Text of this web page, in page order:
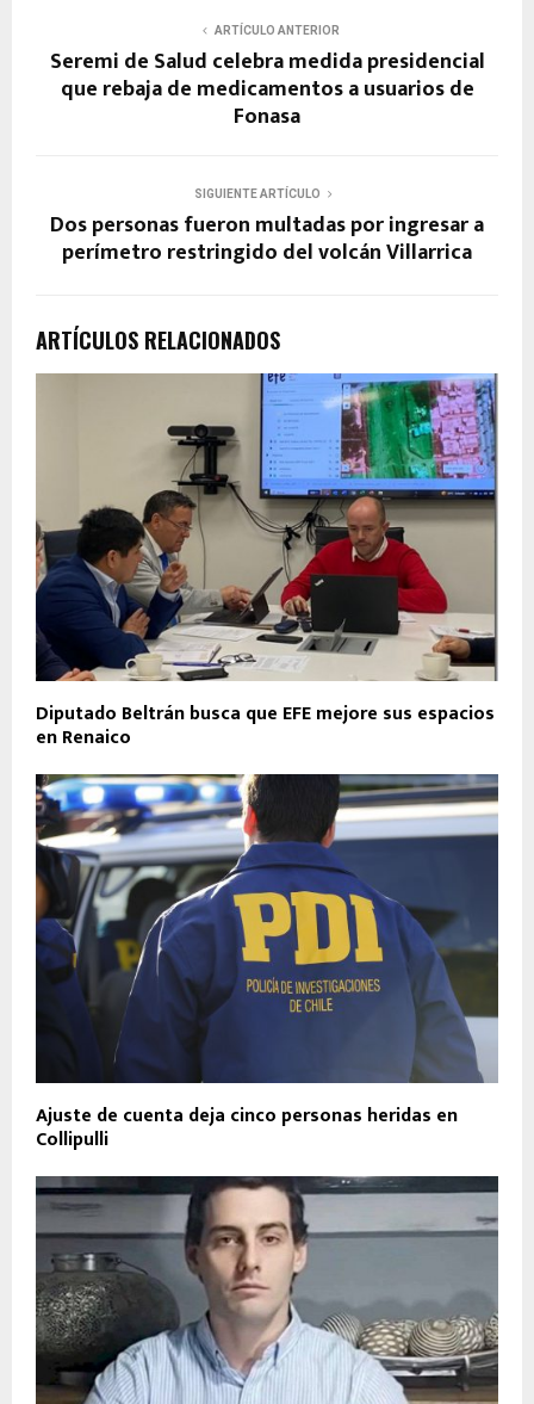
ARTÍCULO ANTERIOR
Seremi de Salud celebra medida presidencial
que rebaja de medicamentos a usuarios de
Fonasa
SIGUIENTE ARTÍCULO
Dos personas fueron multadas por ingresar a
perímetro restringido del volcán Villarrica
ARTÍCULOS RELACIONADOS
Diputado Beltrán busca que EFE mejore sus espacios
en Renaico
Ajuste de cuenta deja cinco personas heridas en
Collipulli